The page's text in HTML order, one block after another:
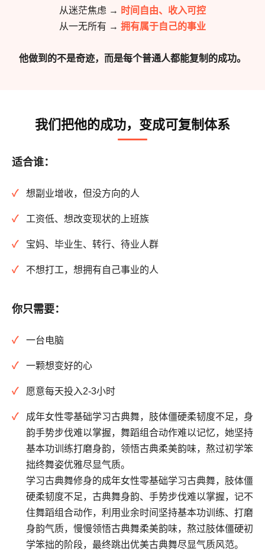
从迷茫焦虑 → 时间自由、收入可控
从一无所有 → 拥有属于自己的事业
他做到的不是奇迹，而是每个普通人都能复制的成功。
我们把他的成功，变成可复制体系
适合谁：
想副业增收，但没方向的人
工资低、想改变现状的上班族
宝妈、毕业生、转行、待业人群
不想打工，想拥有自己事业的人
你只需要：
一台电脑
一颗想变好的心
愿意每天投入2-3小时
成年女性零基础学习古典舞，肢体僵硬柔韧度不足，身
韵手势步伐难以掌握，舞蹈组合动作难以记忆，她坚持
基本功训练打磨身韵，领悟古典柔美韵味，熬过初学笨
拙终舞姿优雅尽显气质。
学习古典舞修身的成年女性零基础学习古典舞，肢体僵
硬柔韧度不足，古典舞身韵、手势步伐难以掌握，记不
住舞蹈组合动作，利用业余时间坚持基本功训练、打磨
身韵气质，慢慢领悟古典舞柔美韵味，熬过肢体僵硬初
学笨拙的阶段，最终跳出优美古典舞尽显气质风范。